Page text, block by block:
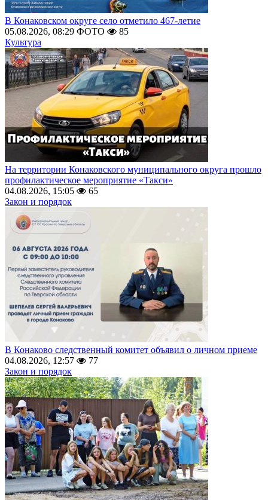
В Конаковском округе село отметило 467-летие
05.08.2026, 08:29 ФОТО
85
Культура
На территории Конаковского муниципального округа прошло
профилактическое мероприятие «Такси»
04.08.2026, 15:05
65
Закон и порядок
В Конаково следственный комитет объявил о личном приеме
04.08.2026, 12:57
77
Закон и порядок